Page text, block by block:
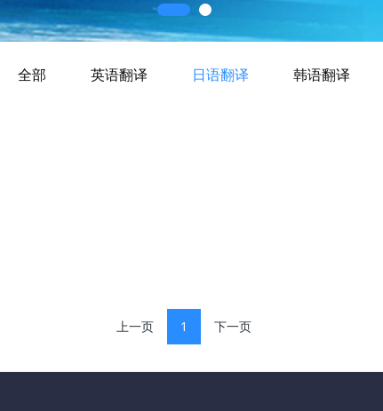
全部 英语翻译 日语翻译 韩语翻译
上一页 1 下一页